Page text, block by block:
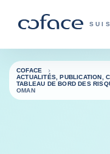
Retour à la page
COFACE
ACTUALITÉS, PUBLICATION,
TABLEAU DE BORD DES
OMAN